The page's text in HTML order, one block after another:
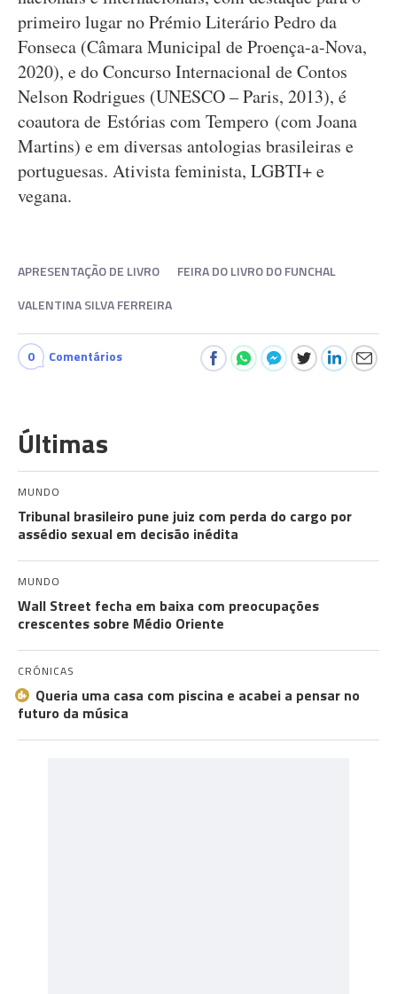
primeiro lugar no Prémio Literário Pedro da
Fonseca (Câmara Municipal de Proença-a-Nova,
2020), e do Concurso Internacional de Contos
Nelson Rodrigues (UNESCO – Paris, 2013), é
coautora de Estórias com Tempero (com Joana
Martins) e em diversas antologias brasileiras e
portuguesas. Ativista feminista, LGBTI+ e
vegana.
APRESENTAÇÃO DE LIVRO
FEIRA DO LIVRO DO FUNCHAL
VALENTINA SILVA FERREIRA
0 Comentários
Últimas
MUNDO
Tribunal brasileiro pune juiz com perda do cargo por
assédio sexual em decisão inédita
MUNDO
Wall Street fecha em baixa com preocupações
crescentes sobre Médio Oriente
CRÓNICAS
Queria uma casa com piscina e acabei a pensar no
futuro da música